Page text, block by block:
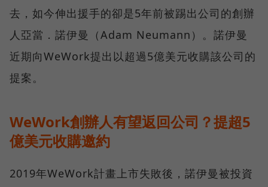
去，如今伸出援手的卻是5年前被踢出公司的創辦
人亞當．諾伊曼（Adam Neumann）。諾伊曼
近期向WeWork提出以超過5億美元收購該公司的
提案。
WeWork創辦人有望返回公司？提超5
億美元收購邀約
2019年WeWork計畫上市失敗後，諾伊曼被投資